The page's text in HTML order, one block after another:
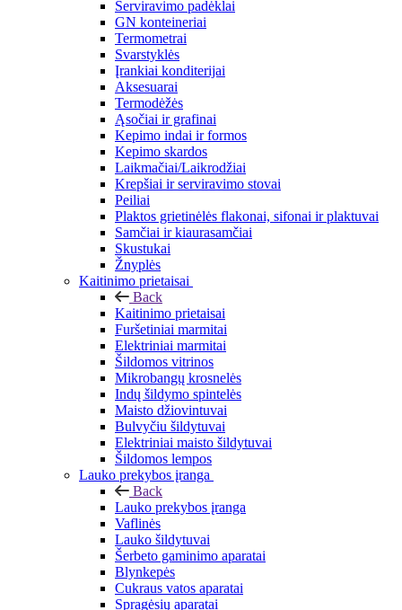
Serviravimo padėklai
GN konteineriai
Termometrai
Svarstyklės
Įrankiai konditerijai
Aksesuarai
Termodėžės
Ąsočiai ir grafinai
Kepimo indai ir formos
Kepimo skardos
Laikmačiai/Laikrodžiai
Krepšiai ir serviravimo stovai
Peiliai
Plaktos grietinėlės flakonai, sifonai ir plaktuvai
Samčiai ir kiaurasamčiai
Skustukai
Žnyplės
Kaitinimo prietaisai
Back
Kaitinimo prietaisai
Furšetiniai marmitai
Elektriniai marmitai
Šildomos vitrinos
Mikrobangų krosnelės
Indų šildymo spintelės
Maisto džiovintuvai
Bulvyčiu šildytuvai
Elektriniai maisto šildytuvai
Šildomos lempos
Lauko prekybos įranga
Back
Lauko prekybos įranga
Vaflinės
Lauko šildytuvai
Šerbeto gaminimo aparatai
Blynkepės
Cukraus vatos aparatai
Spragėsių aparatai